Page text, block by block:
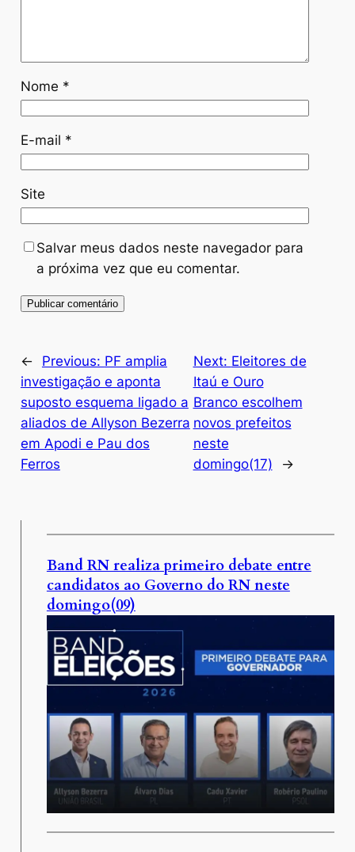
Nome *
E-mail *
Site
Salvar meus dados neste navegador para
a próxima vez que eu comentar.
← Previous: PF amplia
investigação e aponta
suposto esquema ligado a
aliados de Allyson Bezerra
em Apodi e Pau dos
Ferros
Next: Eleitores de
Itaú e Ouro
Branco escolhem
novos prefeitos
neste
domingo(17)
→
Band RN realiza primeiro debate entre
candidatos ao Governo do RN neste
domingo(09)